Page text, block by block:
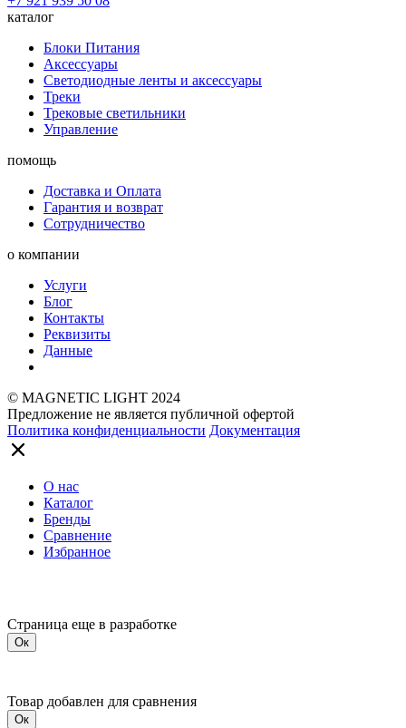
каталог
Блоки Питания
Аксессуары
Светодиодные ленты и аксессуары
Треки
Трековые светильники
Управление
помощь
Доставка и Оплата
Гарантия и возврат
Сотрудничество
о компании
Услуги
Блог
Контакты
Реквизиты
Данные
© MAGNETIC LIGHT 2024
Предложение не является публичной офертой
Политика конфиденциальности Документация
О нас
Каталог
Бренды
Сравнение
Избранное
Страница еще в разработке
Ок
Товар добавлен для сравнения
Ок